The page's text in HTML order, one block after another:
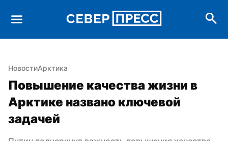
НовостиАрктика
Повышение качества жизни в
Арктике названо ключевой
задачей